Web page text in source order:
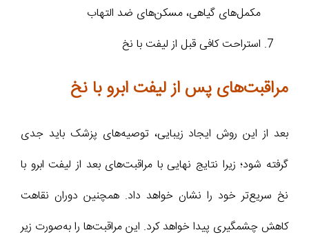
مکمل‌های گیاهی، مسکن‌های ضد التهاب
استراحت کافی قبل از لیفت با نخ
مراقبت‌های پس از لیفت ابرو با نخ
بعد از این روش ایجاد زیبایی، توصیه‌های پزشک باید جدی
گرفته شود؛ زیرا نتایج نهایی با مراقبت‌های بعد از لیفت ابرو با
نخ سریع‌تر خود را نشان خواهد داد. همچنین دوران نقاهت
کاهش چشمگیری پیدا خواهد کرد. این مراقبت‌ها را به‌صورت زیر